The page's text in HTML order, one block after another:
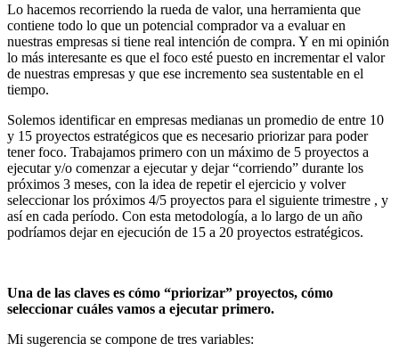
Lo hacemos recorriendo la rueda de valor, una herramienta que
contiene todo lo que un potencial comprador va a evaluar en
nuestras empresas si tiene real intención de compra. Y en mi opinión
lo más interesante es que el foco esté puesto en incrementar el valor
de nuestras empresas y que ese incremento sea sustentable en el
tiempo.
Solemos identificar en empresas medianas un promedio de entre 10
y 15 proyectos estratégicos que es necesario priorizar para poder
tener foco. Trabajamos primero con un máximo de 5 proyectos a
ejecutar y/o comenzar a ejecutar y dejar “corriendo” durante los
próximos 3 meses, con la idea de repetir el ejercicio y volver
seleccionar los próximos 4/5 proyectos para el siguiente trimestre , y
así en cada período. Con esta metodología, a lo largo de un año
podríamos dejar en ejecución de 15 a 20 proyectos estratégicos.
Una de las claves es cómo “priorizar” proyectos, cómo
seleccionar cuáles vamos a ejecutar primero.
Mi sugerencia se compone de tres variables: